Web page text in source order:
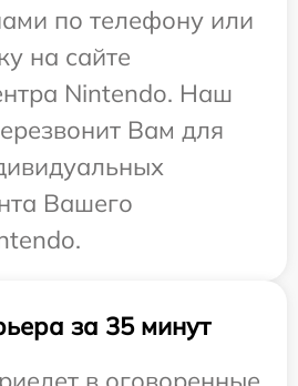
по телефону или
на сайте
Nintendo. Наш
Вам для
Вашего
за 35 минут